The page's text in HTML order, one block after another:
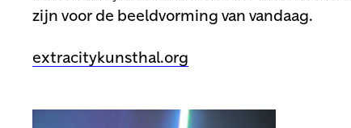
zijn voor de beeldvorming van vandaag.
extracitykunsthal.org